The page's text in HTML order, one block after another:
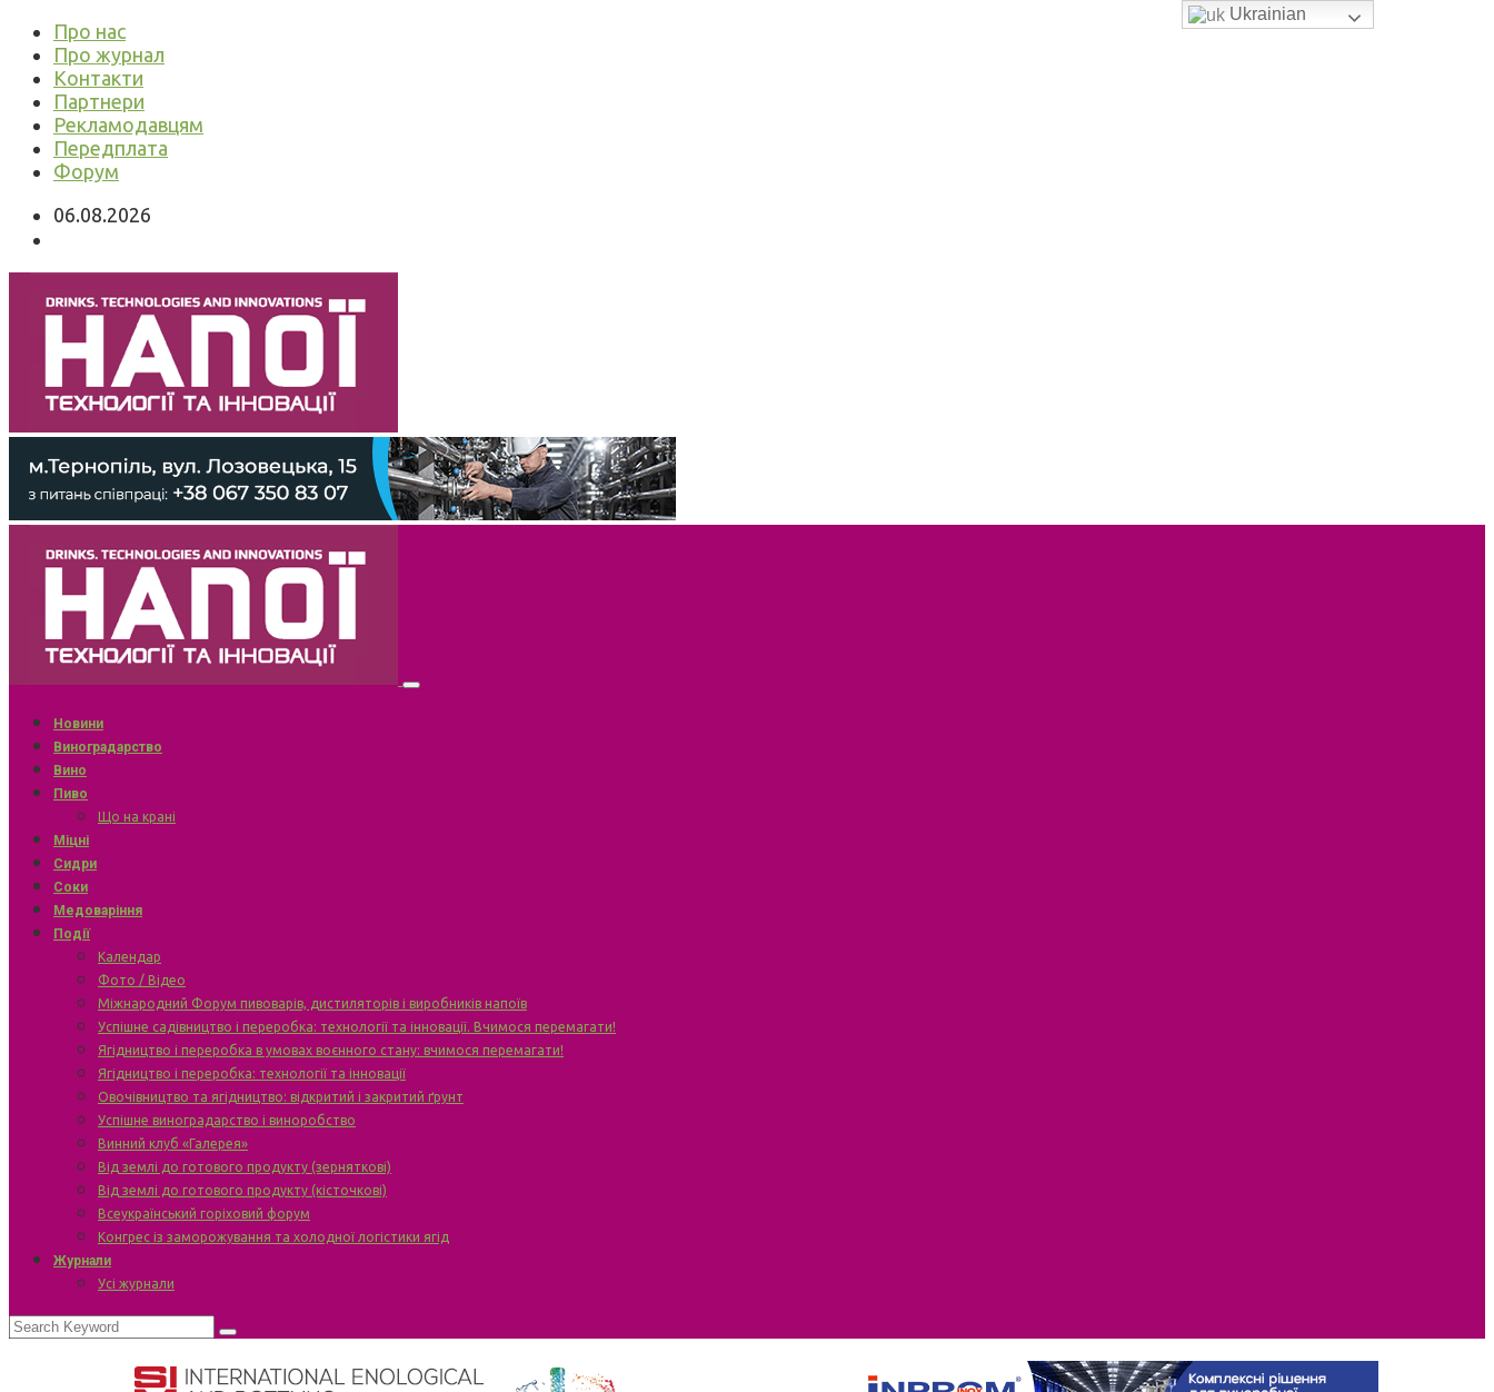
Про нас
Про журнал
Контакти
Партнери
Рекламодавцям
Передплата
Форум
06.08.2026
Новини
Виноградарство
Вино
Пиво
Що на крані
Міцні
Сидри
Соки
Медоваріння
Події
Календар
Фото / Відео
Міжнародний Форум пивоварів, дистиляторів і виробників напоїв
Успішне садівництво і переробка: технології та інновації. Вчимося перемагати!
Ягідництво і переробка в умовах воєнного стану: вчимося перемагати!
Ягідництво і переробка: технології та інновації
Овочівництво та ягідництво: відкритий і закритий ґрунт
Успішне виноградарство і виноробство
Винний клуб «Галерея»
Від землі до готового продукту (зерняткові)
Від землі до готового продукту (кісточкові)
Всеукраїнський горіховий форум
Конгрес із заморожування та холодної логістики ягід
Журнали
Усі журнали
Ukrainian